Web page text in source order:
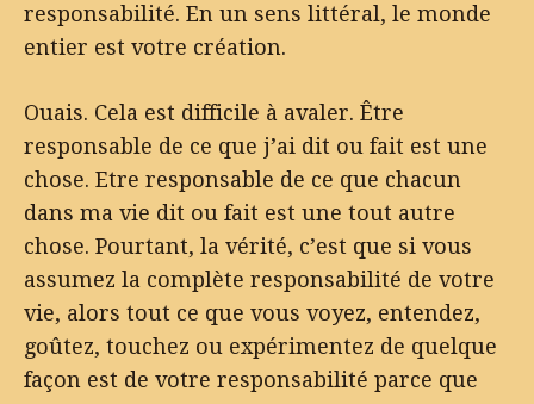
responsabilité. En un sens littéral, le monde
entier est votre création.
Ouais. Cela est difficile à avaler. Être
responsable de ce que j’ai dit ou fait est une
chose. Etre responsable de ce que chacun
dans ma vie dit ou fait est une tout autre
chose. Pourtant, la vérité, c’est que si vous
assumez la complète responsabilité de votre
vie, alors tout ce que vous voyez, entendez,
goûtez, touchez ou expérimentez de quelque
façon est de votre responsabilité parce que